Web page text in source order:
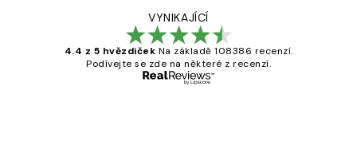
VYNIKAJÍCÍ
4.4 z 5 hvězdiček Na základě 108386 recenzí.
Podívejte se zde na některé z recenzí.